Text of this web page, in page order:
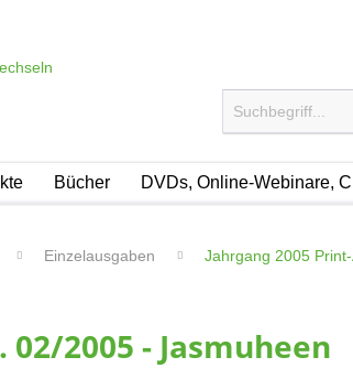
Bücher DVDs, Online-Webinare,
Einzelausgaben Jahrgang 2005
2005 - Jasmuheen